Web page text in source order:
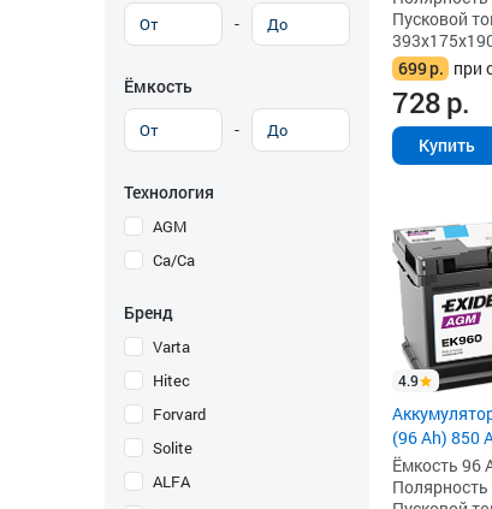
-
Ёмкость
-
Технология
AGM
Ca/Ca
Бренд
Varta
Hitec
Forvard
Solite
ALFA
Пусковой
699р. при
728р.
Купить
4.9
(96 Ah) 850
Ёмкость 96
Полярность